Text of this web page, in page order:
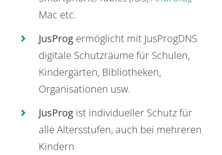
Mac etc.
JusProg ermöglicht mit JusProgDNS
digitale Schutzräume für Schulen,
Kindergärten, Bibliotheken,
Organisationen usw.
JusProg ist individueller Schutz für
alle Altersstufen, auch bei mehreren
Kindern